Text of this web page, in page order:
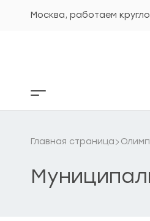
Москва, работаем
Кнопка
бокового
Главная страница